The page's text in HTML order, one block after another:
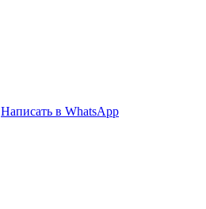
Написать в WhatsApp